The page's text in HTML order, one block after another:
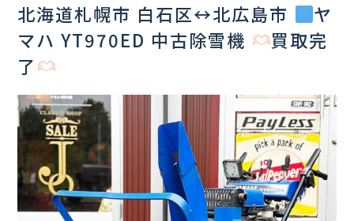
北海道札幌市 白石区↔️北広島市
ヤ
マハ YT970ED 中古除雪機
買取完
了